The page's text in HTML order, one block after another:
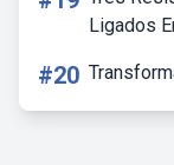
Ligados
#20